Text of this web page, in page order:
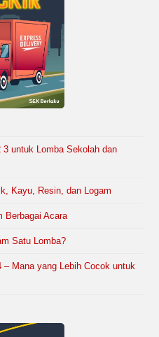
untuk Lomba Sekolah dan
Kayu, Resin, dan Logam
Berbagai Acara
Satu Lomba?
Mana yang Lebih Cocok untuk